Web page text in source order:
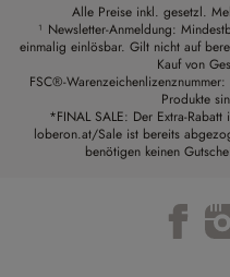
Alle Preise inkl. gesetzl.
¹ Newsletter-Anmeldung:
einmalig einlösbar. Gilt nicht auf
Kauf von
FSC®-
Produkte
*FINAL SALE: Der Extra-
loberon.at/Sale ist bereits
benötigen keinen